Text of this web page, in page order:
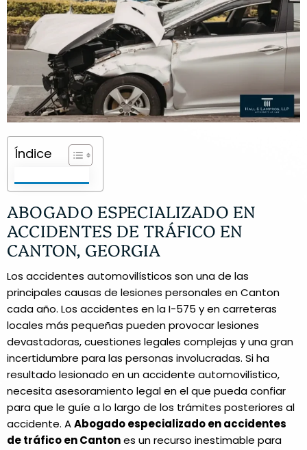
Índice
ABOGADO ESPECIALIZADO EN
ACCIDENTES DE TRÁFICO EN
CANTON, GEORGIA
Los accidentes automovilísticos son una de las
principales causas de lesiones personales en Canton
cada año. Los accidentes en la I-575 y en carreteras
locales más pequeñas pueden provocar lesiones
devastadoras, cuestiones legales complejas y una gran
incertidumbre para las personas involucradas. Si ha
resultado lesionado en un accidente automovilístico,
necesita asesoramiento legal en el que pueda confiar
para que le guíe a lo largo de los trámites posteriores al
accidente. AAbogado especializado en accidentes
de tráfico en Cantones un recurso inestimable para